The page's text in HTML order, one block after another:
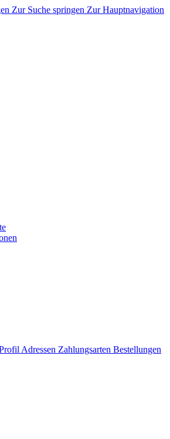
Zur Suche springen Zur Hauptnavigation
Adressen Zahlungsarten Bestellungen